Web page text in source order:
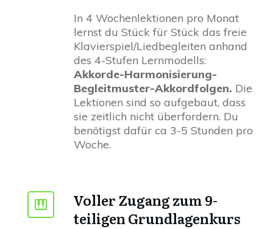
In 4 Wochenlektionen pro Monat
lernst du Stück für Stück das freie
Klavierspiel/Liedbegleiten anhand
des 4-Stufen Lernmodells:
Akkorde-Harmonisierung-
Begleitmuster-Akkordfolgen. Die
Lektionen sind so aufgebaut, dass
sie zeitlich nicht überfordern. Du
benötigst dafür ca 3-5 Stunden pro
Woche.
Voller Zugang zum 9-
teiligen Grundlagenkurs